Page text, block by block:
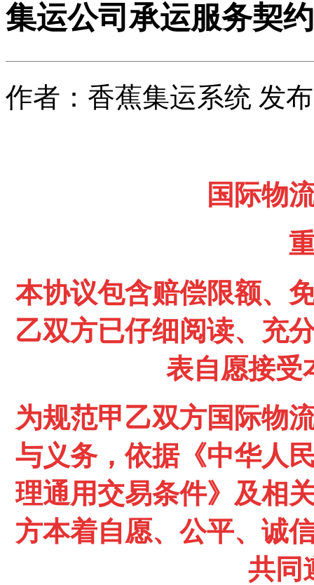
集运公司承运服务契
作者：香蕉集运系统 发
国际物
本协议包含赔偿限额、
乙双方已仔细阅读、充
表自愿接受
为规范甲乙双方国际物
与义务，依据《中华人
理通用交易条件》及相
方本着自愿、公平、诚
共同